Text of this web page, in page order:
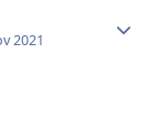
2021